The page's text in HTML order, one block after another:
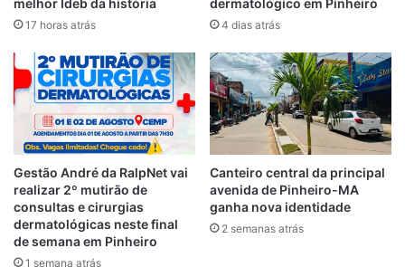
carteira de identidade. O eleitor deve ficar
título eleitoral.
O título pode ser cancelado, entre outros
motivos, quando o eleitor deixar de votar e
de justificar a ausência às urnas por três
eleições consecutivas. Importa advertir que
cada turno de uma eleição é considerado
um pleito diferente. A mesma regra se
aplica para plebiscitos e referendos.
17 horas atrás 4 dias atrás
Gestão André da RalpNet vai
realizar 2º mutirão de
consultas e cirurgias
dermatológicas neste final
de semana em Pinheiro
1 semana atrás
Canteiro central da principal
avenida de Pinheiro-MA
ganha nova identidade
2 semanas atrás